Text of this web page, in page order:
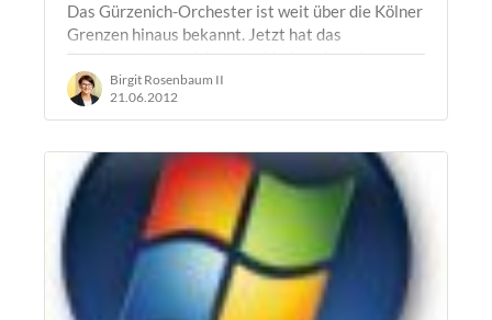
Das Gürzenich-Orchester ist weit über die Kölner
Grenzen hinaus bekannt. Jetzt hat das
Bundespatentgericht entschieden, dass der
Begriff "Gürzenich-Orchester Köln" für…
Birgit Rosenbaum II
21.06.2012